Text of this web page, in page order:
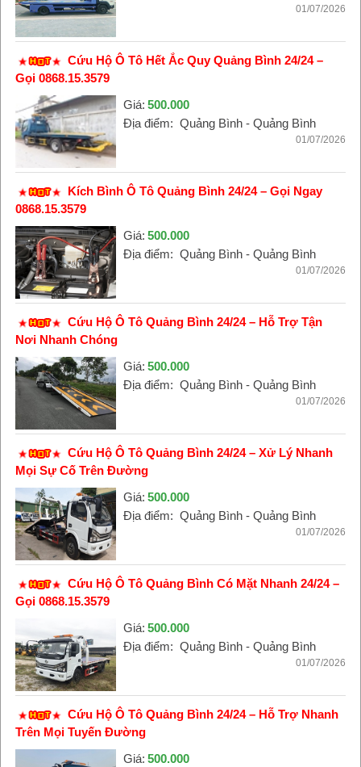
01/07/2026
Cứu Hộ Ô Tô Hết Ắc Quy Quảng Bình 24/24 –
Gọi 0868.15.3579
Giá: 500.000
Địa điểm: Quảng Bình - Quảng Bình
01/07/2026
Kích Bình Ô Tô Quảng Bình 24/24 – Gọi Ngay
0868.15.3579
Giá: 500.000
Địa điểm: Quảng Bình - Quảng Bình
01/07/2026
Cứu Hộ Ô Tô Quảng Bình 24/24 – Hỗ Trợ Tận
Nơi Nhanh Chóng
Giá: 500.000
Địa điểm: Quảng Bình - Quảng Bình
01/07/2026
Cứu Hộ Ô Tô Quảng Bình 24/24 – Xử Lý Nhanh
Mọi Sự Cố Trên Đường
Giá: 500.000
Địa điểm: Quảng Bình - Quảng Bình
01/07/2026
Cứu Hộ Ô Tô Quảng Bình Có Mặt Nhanh 24/24 –
Gọi 0868.15.3579
Giá: 500.000
Địa điểm: Quảng Bình - Quảng Bình
01/07/2026
Cứu Hộ Ô Tô Quảng Bình 24/24 – Hỗ Trợ Nhanh
Trên Mọi Tuyến Đường
Giá: 500.000